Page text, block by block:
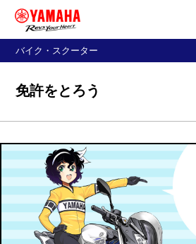
バイク・スクーター
免許をとろう